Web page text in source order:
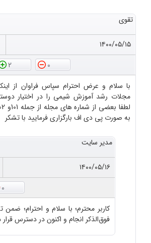
تقوی
۱۴۰۰/۰۵/۱۵
0
2
با سلام و عرض احترام سپاس فراوان از
مجلات رشد آموزش شیمی را در اختیار
به صورت پی دی اف بارگزاری فرمایید با تشکر
مدیر سایت
۱۴۰۰/۰۵/۱۶
0
کاربر محترم؛ با سلام و احترام؛ ضمن
فوق‌الذکر انجام و اکنون در دسترس قرار